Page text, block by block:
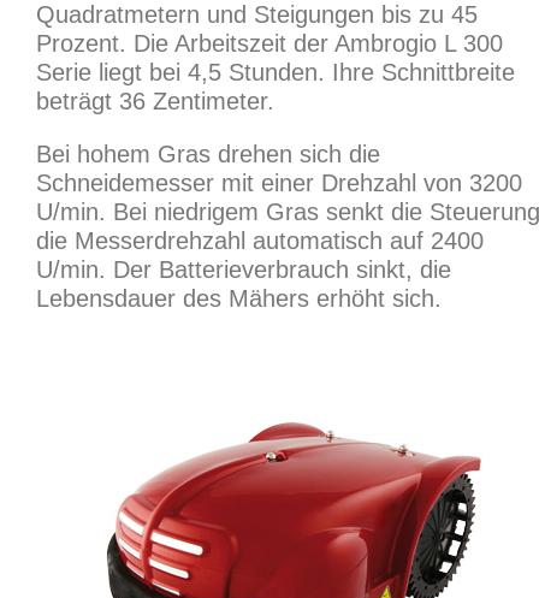
Quadratmetern und Steigungen bis zu 45
Prozent. Die Arbeitszeit der Ambrogio L 300
Serie liegt bei 4,5 Stunden. Ihre Schnittbreite
beträgt 36 Zentimeter.
Bei hohem Gras drehen sich die
Schneidemesser mit einer Drehzahl von 3200
U/min. Bei niedrigem Gras senkt die Steuerung
die Messerdrehzahl automatisch auf 2400
U/min. Der Batterieverbrauch sinkt, die
Lebensdauer des Mähers erhöht sich.